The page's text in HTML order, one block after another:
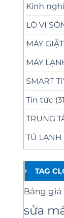
Kinh
LÒ VI
MÁY GIẶT
MÁY
SMART
Tin tức
TRUNG
TỦ LẠNH
TAG
Bảng giá
sửa